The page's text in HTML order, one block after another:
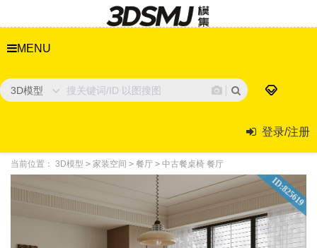
MENU
3D模型
登录/注册
当前位置： 3D模型 > 家装空间 > 餐厅 > 中古餐桌椅 餐厅
ID:825619